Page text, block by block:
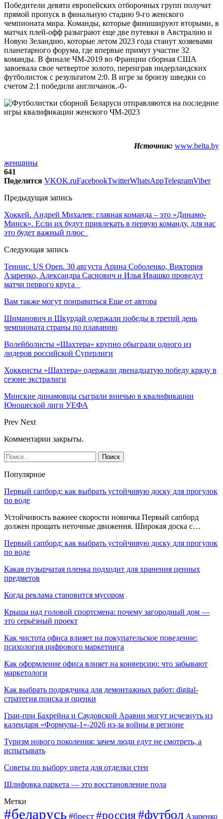
Победители девяти европейских отборочных групп получат
прямой пропуск в финальную стадию 9-го женского
чемпионата мира. Команды, которые финишируют вторыми, в
матчах плей-офф разыграют еще две путевки в Австралию и
Новую Зеландию, которые летом 2023 года станут хозяевами
планетарного форума, где впервые примут участие 32
команды. В финале ЧМ-2019 во Франции сборная США
завоевала свое четвертое золото, переиграв нидерландских
футболисток с результатом 2:0. В игре за бронзу шведки со
счетом 2:1 победили англичанок.-0-
Источник: www.belta.by
женщины
641
Поделится VKOK.ruFacebookTwitterWhatsAppTelegramViber
Предыдущая запись
Хоккей. Андрей Михалев: главная команда – это «Динамо-
Минск». Если их будут привлекать в первую команду, для нас
это будет важный плюс
Следующая запись
Теннис. US Open. 30 августа Арина Соболенко, Виктория
Азаренко, Александра Саснович и Илья Ивашко проведут
матчи первого круга
Вам также могут понравиться Еще от автора
Шиманович и Шкурдай одержали победы в третий день
чемпионата страны по плаванию
Волейболисты «Шахтера» крупно обыграли одного из
лидеров российской Суперлиги
Хоккеисты «Шахтера» одержали двенадцатую победу кряду в
сезоне экстралиги
Минские динамовцы сыграли вничью в квалификации
Юношеской лиги УЕФА
Prev Next
Комментарии закрыты.
Популярное
Первый сапборд: как выбрать устойчивую доску для прогулок
по воде
Устойчивость важнее скорости новичка Первый сапборд
должен прощать неточные движения. Широкая доска с…
Первый сапборд: как выбрать устойчивую доску для прогулок
по воде
Какая пузырчатая пленка подходит для хранения ценных
предметов
Когда реклама становится мусором
Крыша над головой спортсмена: почему загородный дом —
это серьёзный проект
Как чистота офиса влияет на покупательское поведение:
психология цифрового маркетинга
Как оформление офиса влияет на конверсию: что забывают
маркетологи
Как выбрать подрядчика для демонтажных работ: digital-
стратегия поиска и оценки
Гран-при Бахрейна и Саудовской Аравии могут исчезнуть из
календаря «Формулы-1»-2026 из-за войны в регионе
Туризм нового поколения: зачем люди едут не смотреть, а
испытывать
Советы по выбору цвета для отделки стен
Шлифовка паркета — это восстановление пола
Метки
#беларусь #брест #россия#футбол Азаренко